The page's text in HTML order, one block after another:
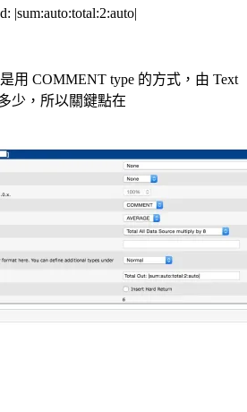
|sum:auto:total:2:auto|
用 COMMENT type 的方式，由 Text
少，所以關鍵點在